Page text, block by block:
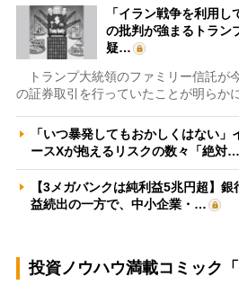
「イラン戦争を利用
の批判が強まるトラン
疑…
トランプ大統領のファミリー信託が
の証券取引を行っていたことが明らか
「いつ暴発してもおかしくはない
ースXが抱えるリスクの数々「絶対…
【3メガバンクは純利益5兆円超】
益続出の一方で、中小企業・…
投資ノウハウ満載コミック